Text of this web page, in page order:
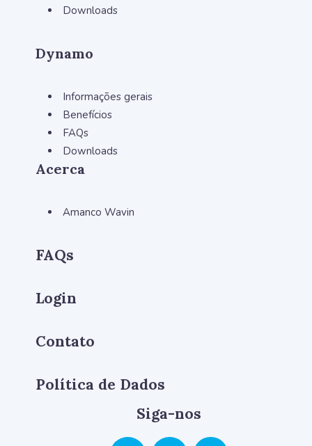
Downloads
Dynamo
Informações gerais
Benefícios
FAQs
Downloads
Acerca
Amanco Wavin
FAQs
Login
Contato
Política de Dados
Siga-nos